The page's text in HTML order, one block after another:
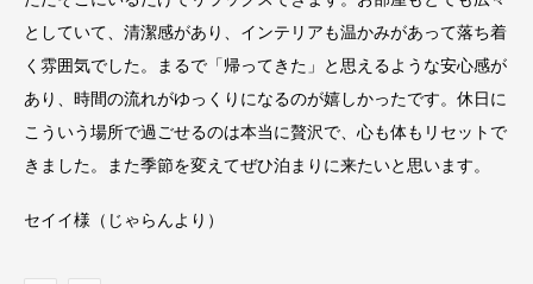
としていて、清潔感があり、インテリアも温かみがあって落ち着
く雰囲気でした。まるで「帰ってきた」と思えるような安心感が
あり、時間の流れがゆっくりになるのが嬉しかったです。休日に
こういう場所で過ごせるのは本当に贅沢で、心も体もリセットで
きました。また季節を変えてぜひ泊まりに来たいと思います。
セイイ様（じゃらんより）